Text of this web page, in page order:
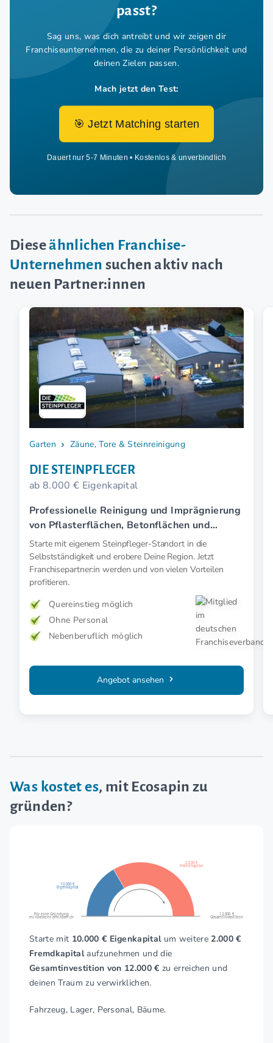
passt?
Sag uns, was dich antreibt und wir zeigen dir
Franchiseunternehmen, die zu deiner Persönlichkeit und
deinen Zielen passen.
Mach jetzt den Test:
🎯 Jetzt Matching starten
Dauert nur 5-7 Minuten • Kostenlos & unverbindlich
Dieseähnlichen Franchise-
Unternehmen suchen aktiv nach
neuen Partner:innen
Garten Zäune, Tore & Steinreinigung
DIE STEINPFLEGER
ab 8.000 € Eigenkapital
Professionelle Reinigung und Imprägnierung
von Pflasterflächen, Betonflächen und
Fassaden
Starte mit eigenem Steinpfleger-Standort in die
Selbstständigkeit und erobere Deine Region. Jetzt
Franchisepartner:in werden und von vielen Vorteilen
profitieren.
Quereinstieg möglich
Ohne Personal
Nebenberuflich möglich
Angebot ansehen
Was kostet es, mit Ecosapin zu
gründen?
2.000 €
Fremdkapital
10.000 €
Eigenkapital
Für eine Gründung
mindestens erforderlich
12.000 €
Gesamtinvestition
Starte mit 10.000 € Eigenkapitalum weitere 2.000 €
Fremdkapitalaufzunehmen und die
Gesamtinvestition von 12.000 € zu erreichen und
deinen Traum zu verwirklichen.
Fahrzeug, Lager, Personal, Bäume.